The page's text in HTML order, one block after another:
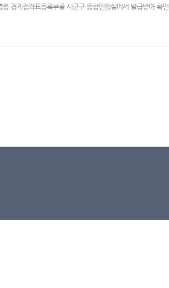
경계점좌표등록부를 시군구 종합민원실에서 발급받아 확인